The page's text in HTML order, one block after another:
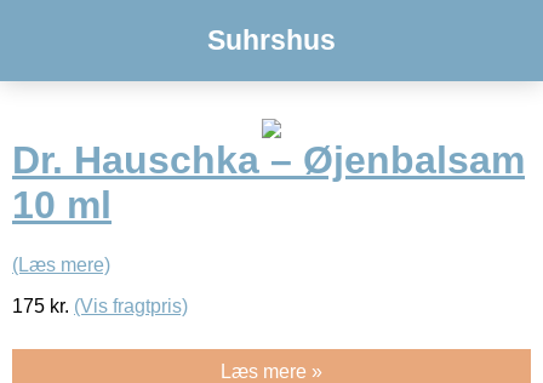
Suhrshus
Dr. Hauschka – Øjenbalsam
10 ml
(Læs mere)
175 kr. (Vis fragtpris)
Læs mere »